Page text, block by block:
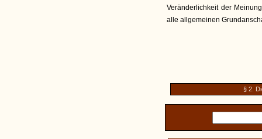
Veränderlichkeit der
alle allgemeinen
§ 2.